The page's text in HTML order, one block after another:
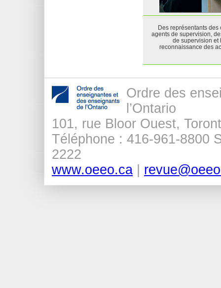
Des représentants
agents de supervision,
de supervision et
reconnaissance des
Ordre des
l’Ontario
101, rue Bloor Ouest,
Téléphone : 416-961-8800
2222
www.oeeo.ca